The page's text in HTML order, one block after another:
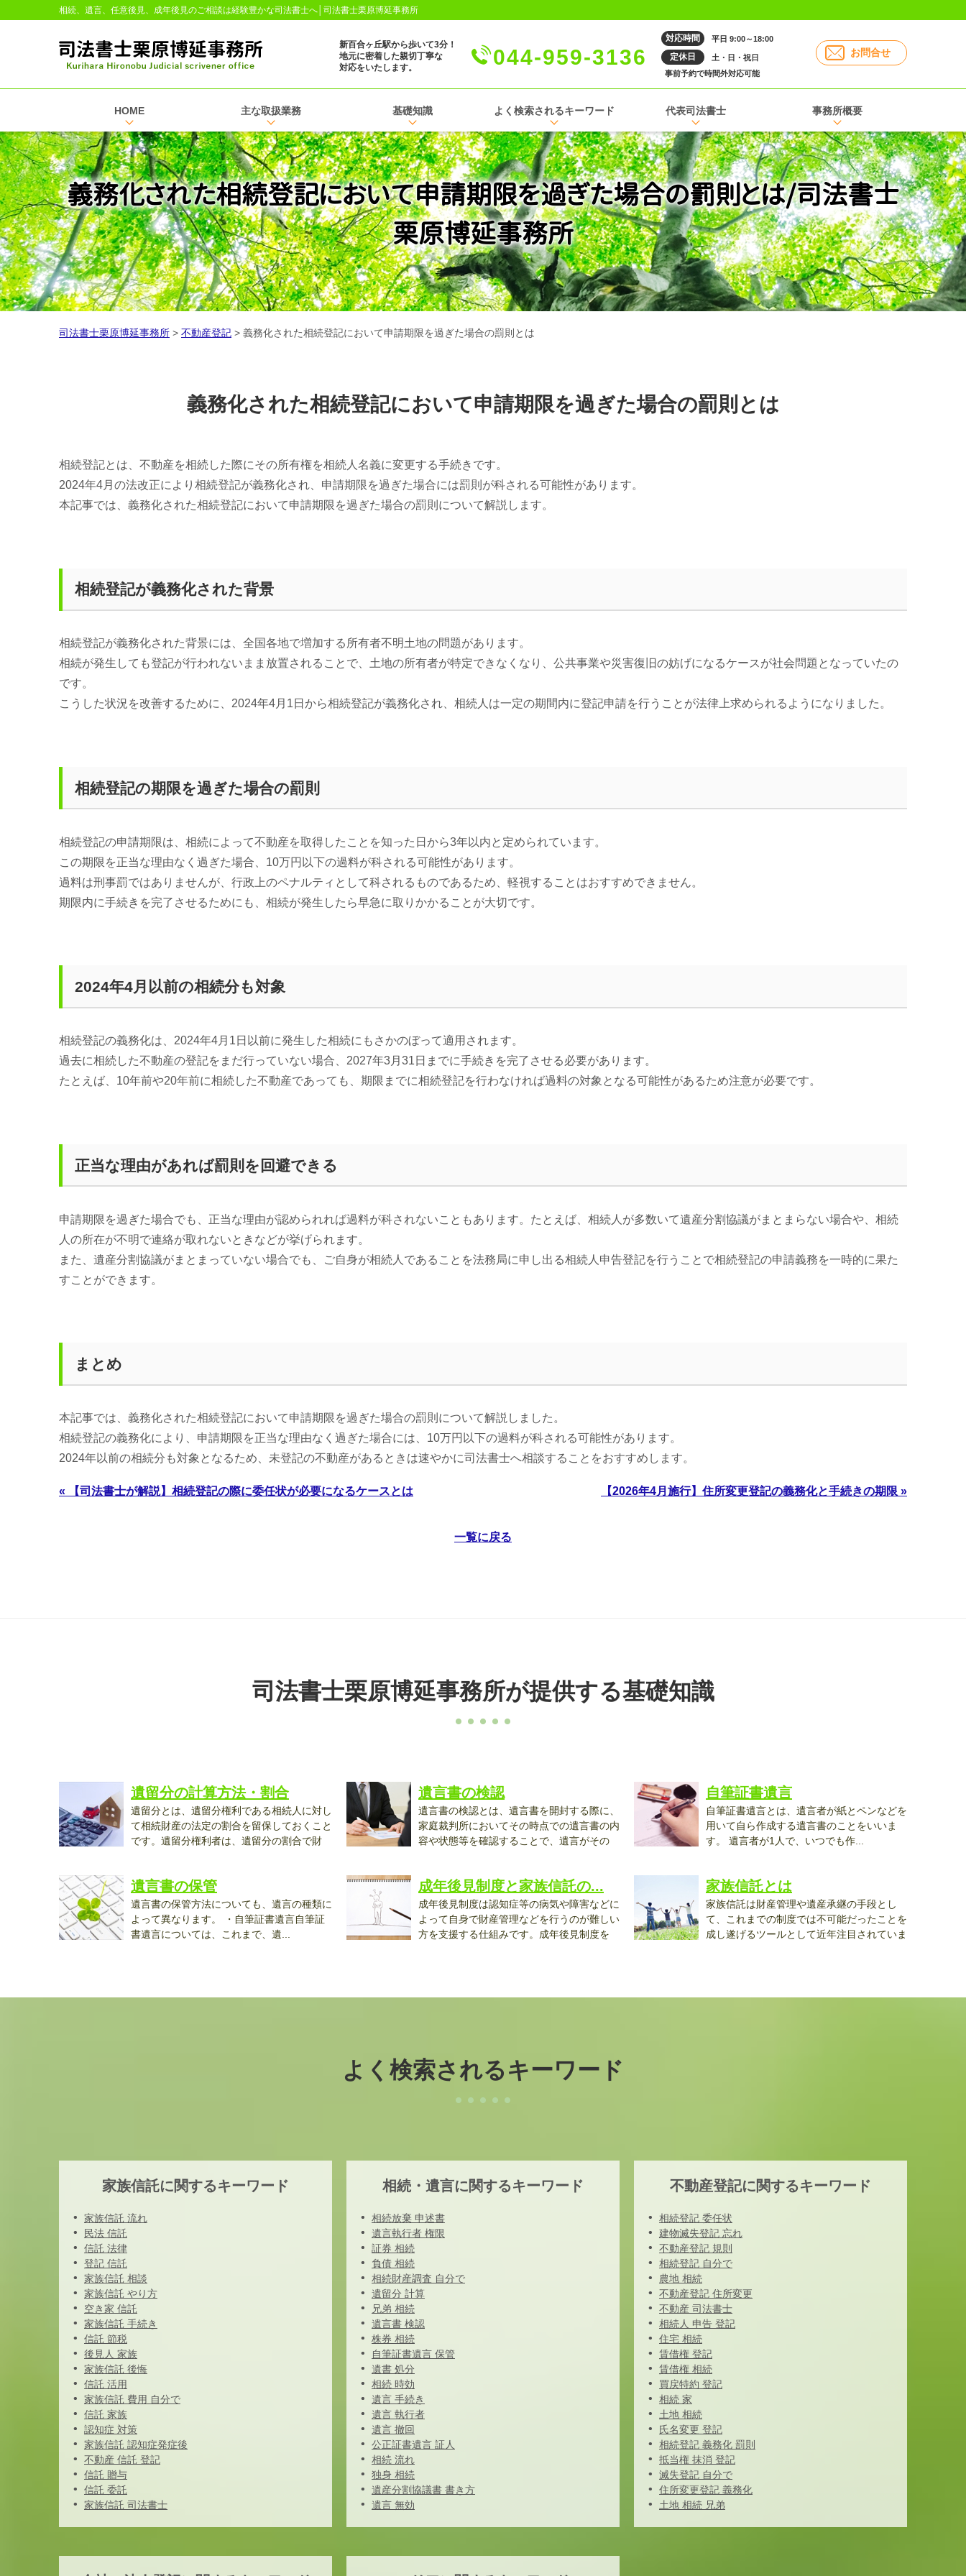
相続、遺言、任意後見、成年後見のご相談は経験豊かな司法書士へ│司法書士栗原博延事務所
新百合ヶ丘駅から歩いて3分！
地元に密着した親切丁寧な
対応をいたします。
044-959-3136
対応時間 平日 9:00～18:00
定休日
土・日・祝日
事前予約で時間外対応可能
お問合せ
HOME 主な取扱業務 基礎知識 よく検索されるキーワード 代表司法書士 事務所概要
義務化された相続登記において申請期限を過ぎた場合の罰則とは/司法書士
栗原博延事務所
司法書士栗原博延事務所 > 不動産登記 > 義務化された相続登記において申請期限を過ぎた場合の罰則とは
義務化された相続登記において申請期限を過ぎた場合の罰則とは
相続登記とは、不動産を相続した際にその所有権を相続人名義に変更する手続きです。
2024年4月の法改正により相続登記が義務化され、申請期限を過ぎた場合には罰則が科される可能性があります。
本記事では、義務化された相続登記において申請期限を過ぎた場合の罰則について解説します。
相続登記が義務化された背景
相続登記が義務化された背景には、全国各地で増加する所有者不明土地の問題があります。
相続が発生しても登記が行われないまま放置されることで、土地の所有者が特定できなくなり、公共事業や災害復旧の妨げになるケースが社会問題となっていたの
です。
こうした状況を改善するために、2024年4月1日から相続登記が義務化され、相続人は一定の期間内に登記申請を行うことが法律上求められるようになりました。
相続登記の期限を過ぎた場合の罰則
相続登記の申請期限は、相続によって不動産を取得したことを知った日から3年以内と定められています。
この期限を正当な理由なく過ぎた場合、10万円以下の過料が科される可能性があります。
過料は刑事罰ではありませんが、行政上のペナルティとして科されるものであるため、軽視することはおすすめできません。
期限内に手続きを完了させるためにも、相続が発生したら早急に取りかかることが大切です。
2024年4月以前の相続分も対象
相続登記の義務化は、2024年4月1日以前に発生した相続にもさかのぼって適用されます。
過去に相続した不動産の登記をまだ行っていない場合、2027年3月31日までに手続きを完了させる必要があります。
たとえば、10年前や20年前に相続した不動産であっても、期限までに相続登記を行わなければ過料の対象となる可能性があるため注意が必要です。
正当な理由があれば罰則を回避できる
申請期限を過ぎた場合でも、正当な理由が認められれば過料が科されないこともあります。たとえば、相続人が多数いて遺産分割協議がまとまらない場合や、相続
人の所在が不明で連絡が取れないときなどが挙げられます。
また、遺産分割協議がまとまっていない場合でも、ご自身が相続人であることを法務局に申し出る相続人申告登記を行うことで相続登記の申請義務を一時的に果た
すことができます。
まとめ
本記事では、義務化された相続登記において申請期限を過ぎた場合の罰則について解説しました。
相続登記の義務化により、申請期限を正当な理由なく過ぎた場合には、10万円以下の過料が科される可能性があります。
2024年以前の相続分も対象となるため、未登記の不動産があるときは速やかに司法書士へ相談することをおすすめします。
« 【司法書士が解説】相続登記の際に委任状が必要になるケースとは 【2026年4月施行】住所変更登記の義務化と手続きの期限 »
一覧に戻る
司法書士栗原博延事務所が提供する基礎知識
遺留分の計算方法・割合
遺留分とは、遺留分権利である相続人に対し
て相続財産の法定の割合を留保しておくこと
です。遺留分権利者は、遺留分の割合で財
遺言書の検認
遺言書の検認とは、遺言書を開封する際に、
家庭裁判所においてその時点での遺言書の内
容や状態等を確認することで、遺言がその
自筆証書遺言
自筆証書遺言とは、遺言者が紙とペンなどを
用いて自ら作成する遺言書のことをいいま
す。 遺言者が1人で、いつでも作...
遺言書の保管
遺言書の保管方法についても、遺言の種類に
よって異なります。 ・自筆証書遺言自筆証
書遺言については、これまで、遺...
成年後見制度と家族信託の...
成年後見制度は認知症等の病気や障害などに
よって自身で財産管理などを行うのが難しい
方を支援する仕組みです。成年後見制度を
家族信託とは
家族信託は財産管理や遺産承継の手段とし
て、これまでの制度では不可能だったことを
成し遂げるツールとして近年注目されていま
よく検索されるキーワード
家族信託に関するキーワード
家族信託 流れ
民法 信託
信託 法律
登記 信託
家族信託 相談
家族信託 やり方
空き家 信託
家族信託 手続き
信託 節税
後見人 家族
家族信託 後悔
信託 活用
家族信託 費用 自分で
信託 家族
認知症 対策
家族信託 認知症発症後
不動産 信託 登記
信託 贈与
信託 委託
家族信託 司法書士
相続・遺言に関するキーワード
相続放棄 申述書
遺言執行者 権限
証券 相続
負債 相続
相続財産調査 自分で
遺留分 計算
兄弟 相続
遺言書 検認
株券 相続
自筆証書遺言 保管
遺書 処分
相続 時効
遺言 手続き
遺言 執行者
遺言 撤回
公正証書遺言 証人
相続 流れ
独身 相続
遺産分割協議書 書き方
遺言 無効
不動産登記に関するキーワード
相続登記 委任状
建物滅失登記 忘れ
不動産登記 規則
相続登記 自分で
農地 相続
不動産登記 住所変更
不動産 司法書士
相続人 申告 登記
住宅 相続
賃借権 登記
賃借権 相続
買戻特約 登記
相続 家
土地 相続
氏名変更 登記
相続登記 義務化 罰則
抵当権 抹消 登記
滅失登記 自分で
住所変更登記 義務化
土地 相続 兄弟